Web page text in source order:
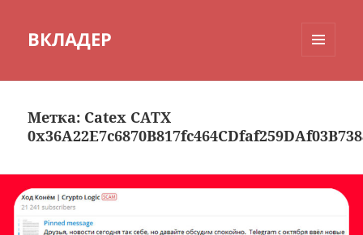
ВКЛАДЕР
Метка: Catex CATX